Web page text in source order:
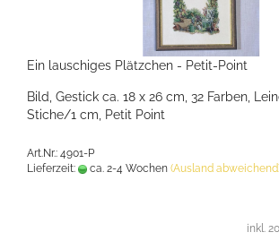
Ein lauschiges Plätzchen - Petit-Point
Bild, Gestick ca. 18 x 26 cm, 32 Farben,
Stiche/1 cm, Petit Point
Art.Nr.: 4901-P
Lieferzeit:
ca. 2-4 Wochen (Ausland
inkl.